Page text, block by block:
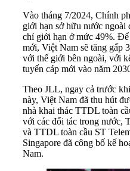
Vào tháng 7/2024, Chính
giới hạn sở hữu nước
chỉ giới hạn ở mức 49%.
mới, Việt Nam sẽ tăng gấp
với thế giới bên ngoài, với
tuyến cáp mới vào năm
Theo JLL, ngay cả trước
này, Việt Nam đã thu hút
nhà khai thác TTDL toàn
với các đối tác trong nước,
và TTDL toàn cầu ST
Singapore đã công bố kế
Nam.